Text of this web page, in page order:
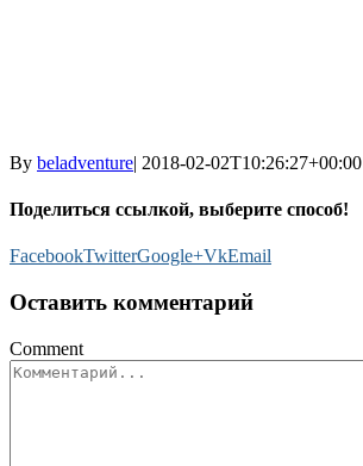
By beladventure| 2018-02-02T10:26:27+00:00
Поделиться ссылкой, выберите способ!
FacebookTwitterGoogle+VkEmail
Оставить комментарий
Comment